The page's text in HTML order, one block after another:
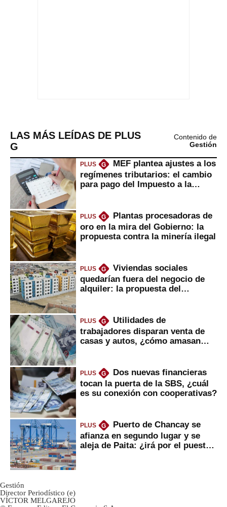
LAS MÁS LEÍDAS DE PLUS
G
Contenido de
Gestión
PLUS G
MEF plantea ajustes a los
regímenes tributarios: el cambio
para pago del Impuesto a la
PLUS G
Plantas procesadoras de
oro en la mira del Gobierno: la
propuesta contra la minería ilegal
PLUS G
Viviendas sociales
quedarían fuera del negocio de
alquiler: la propuesta del
PLUS G
Utilidades de
trabajadores disparan venta de
casas y autos, ¿cómo amasan
PLUS G
Dos nuevas financieras
tocan la puerta de la SBS, ¿cuál
es su conexión con cooperativas?
PLUS G
Puerto de Chancay se
afianza en segundo lugar y se
aleja de Paita: ¿irá por el puesto
Gestión
Director Periodístico (e)
VÍCTOR MELGAREJO